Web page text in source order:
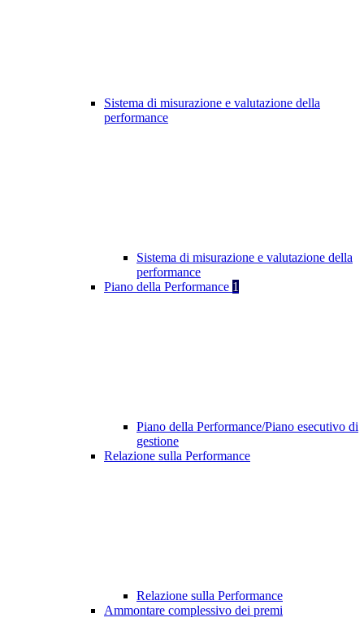
Sistema di misurazione e valutazione della
performance
Sistema di misurazione e valutazione della
performance
Piano della Performance 1
Piano della Performance/Piano esecutivo di
gestione
Relazione sulla Performance
Relazione sulla Performance
Ammontare complessivo dei premi